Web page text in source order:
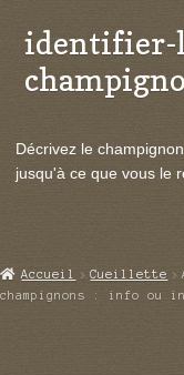
Aller
à
la
Aller
au
contenu
identifier-
Actualités
Echanges et contacts
Décrivez le
jusqu'à ce que vous le
Accueil Cueillette
champignons : info ou